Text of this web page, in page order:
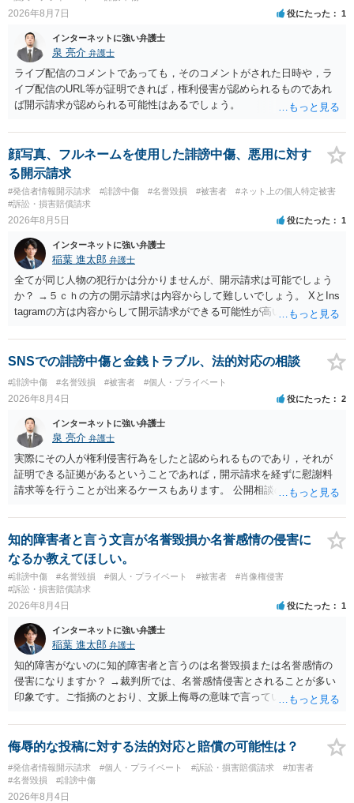
2026年8月7日 役にたった 1
インターネットに強い弁護士
泉 亮介 弁護士
ライブ配信のコメントであっても，そのコメントがされた日時や，ラ
イブ配信のURL等が証明できれば，権利侵害が認められるものであれ
ば開示請求が認められる可能性はあるでしょう。
顔写真、フルネームを使用した誹謗中傷、悪用に対す
る開示請求
#発信者情報開示請求 #誹謗中傷 #名誉毀損 #被害者
#ネット上の個人特定被害
#訴訟・損害賠償請求
2026年8月5日 役にたった 1
インターネットに強い弁護士
稲葉 進太郎 弁護士
全てが同じ人物の犯行かは分かりませんが、開示請求は可能でしょう
か？ →５ｃｈの方の開示請求は内容からして難しいでしょう。 XとIns
tagramの方は内容からして開示請求ができる可能性が高いでしょう。
いでしょう。７月中にアカウントが削除されている場合、今から進め
ても失敗する可能性が高いように思われます。 相手を特定できた場
合、相手に全ての弁護士費用を負担させることは可能でしょうか？ →
訴訟外の交渉で相手方が認めれば負担させることができるでしょう。
訴訟で判決となった場合は、実際の弁護士費用が認められる場合と認
められない場合があり何ともいえないところでしょう。
SNSでの誹謗中傷と金銭トラブル、法的対応の相談
#誹謗中傷 #名誉毀損 #被害者 #個人・プライベート
2026年8月4日 役にたった 2
インターネットに強い弁護士
泉 亮介 弁護士
実際にその人が権利侵害行為をしたと認められるものであり，それが
証明できる証拠があるということであれば，開示請求を経ずに慰謝料
請求等を行うことが出来るケースもあります。 公開相談の場では回答
に個別に相談されると良いでしょう。
知的障害者と言う文言が名誉毀損か名誉感情の侵害に
なるか教えてほしい。
#誹謗中傷 #名誉毀損 #個人・プライベート #被害者
#肖像権侵害
#訴訟・損害賠償請求
2026年8月4日 役にたった 1
インターネットに強い弁護士
稲葉 進太郎 弁護士
知的障害がないのに知的障害者と言うのは名誉毀損または名誉感情の
侵害になりますか？ →裁判所では、名誉感情侵害とされることが多い
印象です。ご指摘のとおり、文脈上侮辱の意味で言っている点も加味
侮辱的な投稿に対する法的対応と賠償の可能性は？
#発信者情報開示請求 #個人・プライベート #訴訟・損害賠償請求
#加害者
#名誉毀損
#誹謗中傷
2026年8月4日